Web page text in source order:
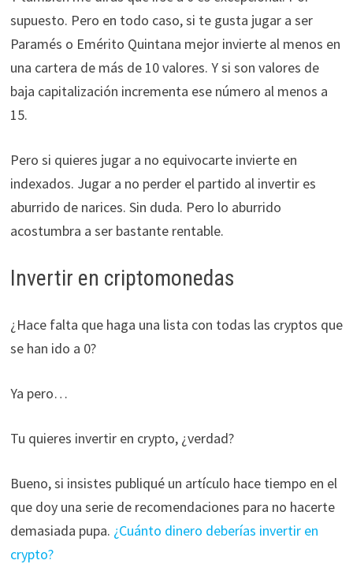
supuesto. Pero en todo caso, si te gusta jugar a ser
Paramés o Emérito Quintana mejor invierte al menos en
una cartera de más de 10 valores. Y si son valores de
baja capitalización incrementa ese número al menos a
15.
Pero si quieres jugar a no equivocarte invierte en
indexados. Jugar a no perder el partido al invertir es
aburrido de narices. Sin duda. Pero lo aburrido
acostumbra a ser bastante rentable.
Invertir en criptomonedas
¿Hace falta que haga una lista con todas las cryptos que
se han ido a 0?
Ya pero…
Tu quieres invertir en crypto, ¿verdad?
Bueno, si insistes publiqué un artículo hace tiempo en el
que doy una serie de recomendaciones para no hacerte
demasiada pupa. ¿Cuánto dinero deberías invertir en
crypto?